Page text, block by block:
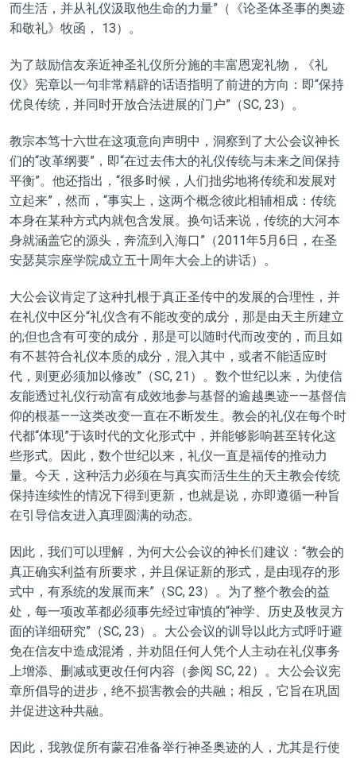
而生活，并从礼仪汲取他生命的力量”（《论圣体圣事的奥迹
和敬礼》 牧函， 13）。
为了鼓励信友亲近神圣礼仪所分施的丰富恩宠礼物，《礼
仪》宪章以一句非常精辟的话语指明了前进的方向： 即“保持
优良传统，并同时开放合法进展的门户”（SC, 23）。
教宗本笃十六世在这项意向声明中，洞察到了大公会议神长
们的“改革纲要”，即“在过去伟大的礼仪传统与未来之间保持
平衡”。他还指出， “很多时候，人们拙劣地将传统和发展对
立起来”，然而， “事实上，这两个概念彼此相辅相成：传统
本身在某种方式内就包含发展。换句话来说，传统的大河本
身就涵盖它的源头，奔流到入海口”（2011年5月6日，在圣
安瑟莫宗座学院成立五十周年大会上的讲话）。
大公会议肯定了这种扎根于真正圣传中的发展的合理性，并
在礼仪中区分“礼仪含有不能改变的成分，那是由天主所建立
的;但也含有可变的成分，那是可以随时代而改变的，而且如
有不甚符合礼仪本质的成分，混入其中，或者不能适应时
代，则更必须加以修改”（SC, 21）。数个世纪以来，为使信
友能透过礼仪行动富有成效地参与基督的逾越奥迹——基督信
仰的根基——这类改变一直在不断发生。教会的礼仪在每个时
代都“体现”于该时代的文化形式中，并能够影响甚至转化这
些形式。因此，数个世纪以来， 礼仪一直是福传的推动力
量。今天，这种活力必须在与真实而活生生的天主教会传统
保持连续性的情况下得到更新，也就是说，亦即遵循一种旨
在引导信友进入真理圆满的动态。
因此，我们可以理解，为何大公会议的神长们建议： “教会的
真正确实利益有所要求，并且保证新的形式，是由现存的形
式中，有系统的发展而来”（SC, 23）。为了整个教会的益
处，每一项改革都必须事先经过审慎的“神学、历史及牧灵方
面的详细研究”（SC, 23）。大公会议的训导以此方式呼吁避
免在信友中造成混淆，并劝阻任何人凭个人主动在礼仪事务
上增添、删减或更改任何内容（参阅 SC, 22）。大公会议宪
章所倡导的进步， 绝不损害教会的共融；相反，它旨在巩固
并促进这种共融。
因此，我敦促所有蒙召准备举行神圣奥迹的人，尤其是行使